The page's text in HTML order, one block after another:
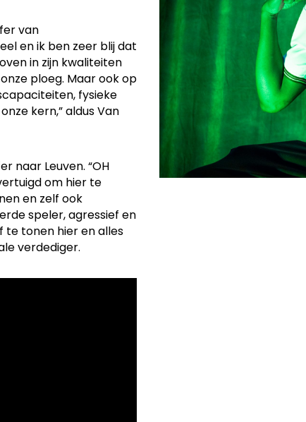
van
en ik ben zeer blij dat
in zijn kwaliteiten
ploeg. Maar ook op
fysieke
kern,” aldus Van
naar Leuven. “OH
om hier te
en zelf ook
speler, agressief en
te tonen hier en alles
verdediger.